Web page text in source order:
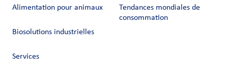
Alimentation pour animaux
Biosolutions industrielles
Services
Tendances mondiales de
consommation